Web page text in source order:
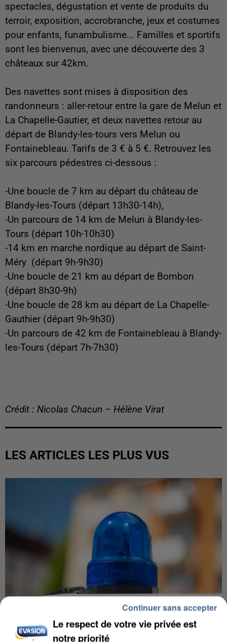
spectacles, dégustation et vente de produits du
terroir, exposition, accrobranche, jeux et costumes
pour enfants, funambulisme... Familles et sportifs
sont les bienvenus, avec une découverte des 3
châteaux sur 42km.
Des navettes sont mises à disposition des
randonneurs : aller-retour entre la gare de Melun et
La Chapelle-Gautier, et deux navettes retour au
départ de Blandy-les-tours vers Melun ou
Fontainebleau. Tarifs de 3 € à 5 €. Retrouvez les
six parcours pédestres ci-dessous :
-Une boucle de 7 km au départ du château de
Blandy-les-Tours (départ 13h30-14h),
-Un parcours de 14 km de Melun à Blandy-les-
Tours (départ 10h-10h30)
-14 km en marche nordique au départ de Saint-
Méry (départ 9h-9h30)
-Une boucle de 21 km au départ de Bombon
(départ 8h30-9h)
-Une boucle de 28 km au départ de La Chapelle-
Gauthier (départ 9h-9h30)
-Un parcours de 42 km de Fontainebleau à Blandy-
les-Tours (départ 7h-7h30)
Crédit : Nicolas Chacun – Hélène Virat
LES ARTICLES LES PLUS VUS
Le respect de votre vie privée est
notre priorité
Continuer sans accepter